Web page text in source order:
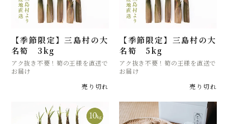
【季節限定】三島村の大
名筍 3kg
アク抜き不要！筍の王様を直送で
お届け
売り切れ
【季節限定】三島村の大
名筍 5kg
アク抜き不要！筍の王様を直送で
お届け
売り切れ